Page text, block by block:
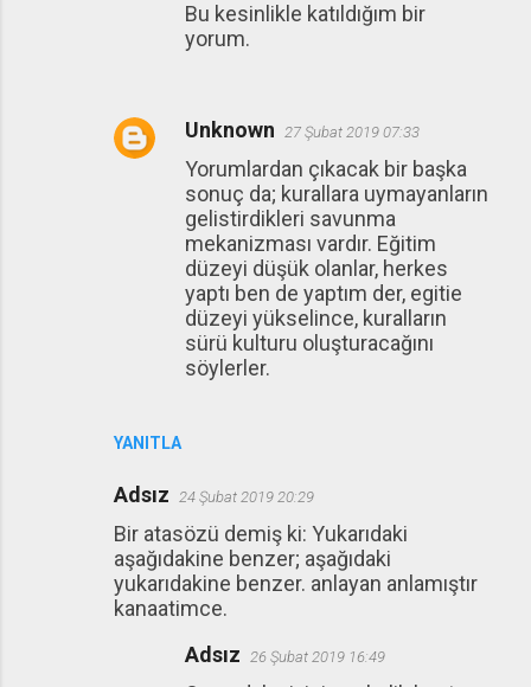
YANITLA
Bu kesinlikle katıldığım bir
yorum.
Unknown 27 Şubat 2019 07:33
Yorumlardan çıkacak bir başka
sonuç da; kurallara uymayanların
gelistirdikleri savunma
mekanizması vardır. Eğitim
düzeyi düşük olanlar, herkes
yaptı ben de yaptım der, egitie
düzeyi yükselince, kuralların
sürü kulturu oluşturacağını
söylerler.
Adsız 24 Şubat 2019 20:29
Bir atasözü demiş ki: Yukarıdaki
aşağıdakine benzer; aşağıdaki
yukarıdakine benzer. anlayan anlamıştır
kanaatimce.
Adsız 26 Şubat 2019 16:49